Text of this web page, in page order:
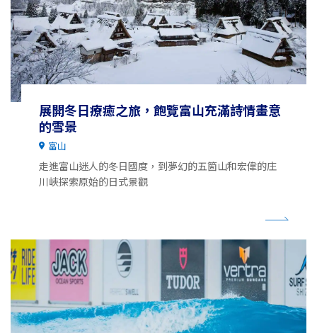
展開冬日療癒之旅，飽覽富山充滿詩情畫意
的雪景
富山
走進富山迷人的冬日國度，到夢幻的五箇山和宏偉的庄
川峽探索原始的日式景觀